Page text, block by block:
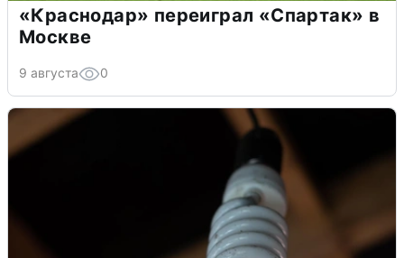
«Краснодар» переиграл «Спартак» в
Москве
9 августа 0